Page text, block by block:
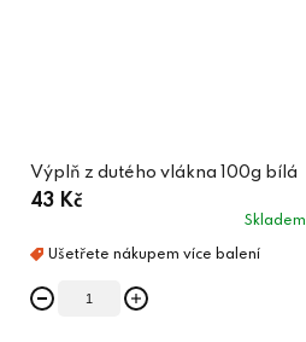
Výplň z dutého vlákna 100g bílá
43 Kč
Skladem